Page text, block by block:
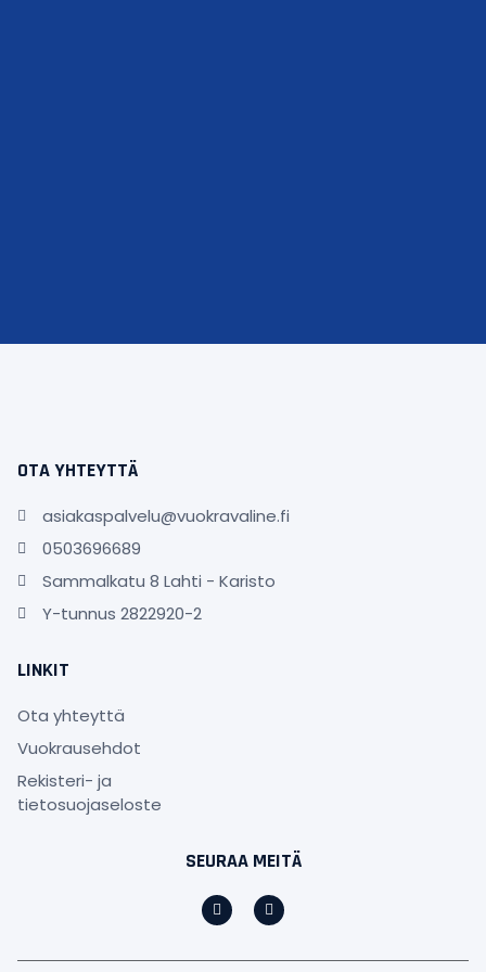
OTA YHTEYTTÄ
asiakaspalvelu@vuokravaline.fi
0503696689
Sammalkatu 8 Lahti - Karisto
Y-tunnus 2822920-2
LINKIT
Ota yhteyttä
Vuokrausehdot
Rekisteri- ja
tietosuojaseloste
SEURAA MEITÄ